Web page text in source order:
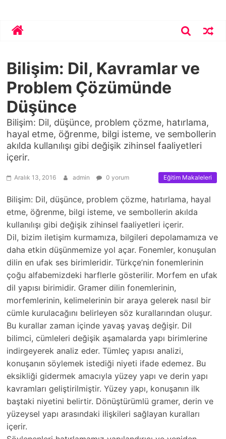
contentBekirhoca.com
Bilişim: Dil, Kavramlar ve
Problem Çözümünde
Düşünce
Bilişim: Dil, düşünce, problem çözme, hatırlama,
hayal etme, öğrenme, bilgi isteme, ve sembollerin
akılda kullanılışı gibi değişik zihinsel faaliyetleri
içerir.
Eğitim Makaleleri
Aralık 13, 2016 admin 0 yorum
Bilişim: Dil, düşünce, problem çözme, hatırlama, hayal
etme, öğrenme, bilgi isteme, ve sembollerin akılda
kullanılışı gibi değişik zihinsel faaliyetleri içerir.
Dil, bizim iletişim kurmamıza, bilgileri depolamamıza ve
daha etkin düşünmemize yol açar. Fonemler, konuşulan
dilin en ufak ses birimleridir. Türkçe’nin fonemlerinin
çoğu alfabemizdeki harflerle gösterilir. Morfem en ufak
dil yapısı birimidir. Gramer dilin fonemlerinin,
morfemlerinin, kelimelerinin bir araya gelerek nasıl bir
cümle kurulacağını belirleyen söz kurallarından oluşur.
Bu kurallar zaman içinde yavaş yavaş değişir. Dil
bilimci, cümleleri değişik aşamalarda yapı birimlerine
indirgeyerek analiz eder. Tümleç yapısı analizi,
konuşanın söylemek istediği niyeti ifade edemez. Bu
eksikliği gidermek amacıyla yüzey yapı ve derin yapı
kavramları geliştirilmiştir. Yüzey yapı, konuşanın ilk
baştaki niyetini belirtir. Dönüştürümlü gramer, derin ve
yüzeysel yapı arasındaki ilişkileri sağlayan kuralları
içerir.